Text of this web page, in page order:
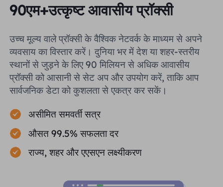
90एम+उत्कृष्ट आवासीय प्रॉक्सी
उच्च मूल्य वाले प्रॉक्सी के वैश्विक नेटवर्क के माध्यम से अपने
व्यवसाय का विस्तार करें। दुनिया भर में देश या शहर-स्तरीय
स्थानों से जुड़ने के लिए 90 मिलियन से अधिक आवासीय
प्रॉक्सी को आसानी से सेट अप और उपयोग करें, ताकि आप
सार्वजनिक डेटा को कुशलता से एकत्र कर सकें।
असीमित समवर्ती सत्र
औसत 99.5% सफलता दर
राज्य, शहर और एएसएन लक्ष्यीकरण